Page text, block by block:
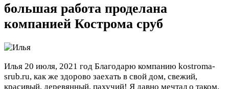
большая работа проделана
компанией Кострома сруб
Илья 20 июля, 2021 год Благодарю компанию kostroma-
srub.ru, как же здорово заехать в свой дом, свежий,
красивый, деревянный, пахучий! Я давно мечтал о таком,